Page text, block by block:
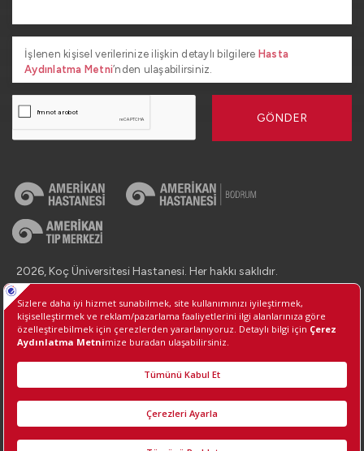
İşlenen kişisel verilerinize ilişkin detaylı bilgilere Hasta
Aydınlatma Metni’nden ulaşabilirsiniz.
GÖNDER
2026, Koç Üniversitesi Hastanesi. Her hakkı saklıdır.
İletişim : +90 (850) 250 8 250
Kişisel Verilerin Korunması
Bilgi Toplumu Hizmetleri
Çerez Tercihlerini Yönetin